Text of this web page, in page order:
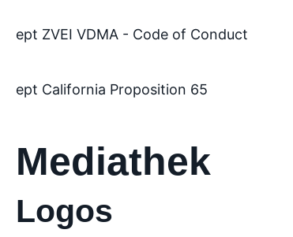
ept ZVEI VDMA - Code of Conduct
ept California Proposition 65
Mediathek
Logos